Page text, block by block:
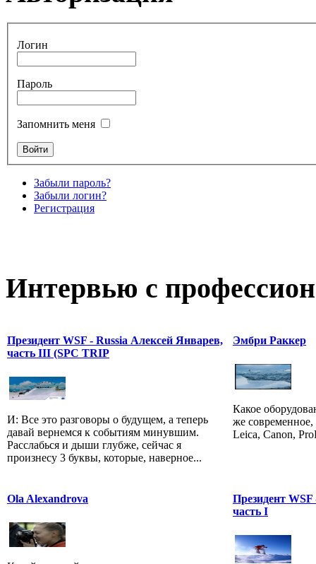
Логин
Пароль
Запомнить меня
Забыли пароль?
Забыли логин?
Регистрация
Интервью с
Президент WSF - Russia Алексей Январев,
часть III (SPC TRIP
И: Все это разговоры о будущем, а теперь
давай вернемся к событиям минувшим.
Расслабься и дыши глубже, сейчас я
произнесу 3 буквы, которые, наверное...
Эмбри Раккер
Какое
же
Leica, Canon,
Ola Alexandrova
Президент
часть I